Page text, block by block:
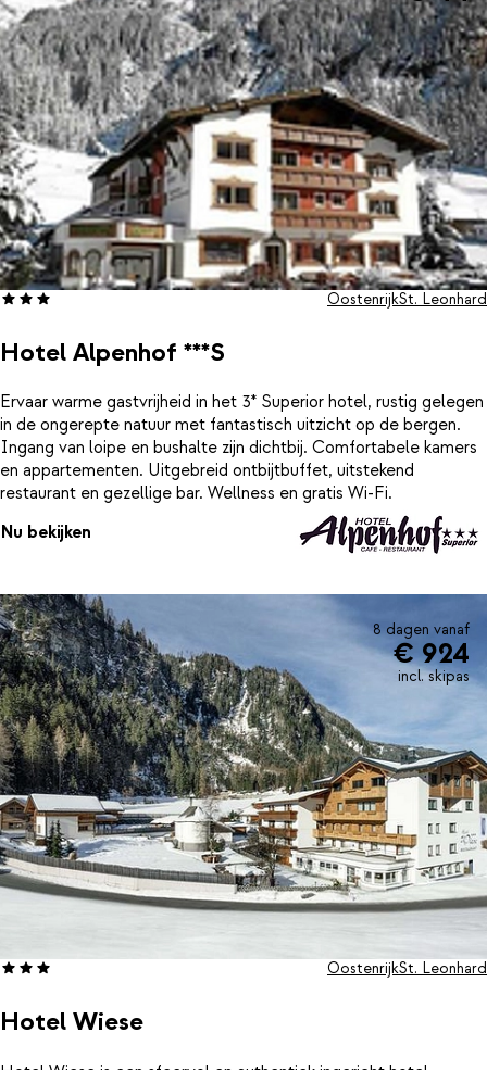
Hotel Alpenhof ***S
OostenrijkSt. Leonhard
Ervaar warme gastvrijheid in het 3* Superior hotel, rustig gelegen
in de ongerepte natuur met fantastisch uitzicht op de bergen.
Ingang van loipe en bushalte zijn dichtbij. Comfortabele kamers
en appartementen. Uitgebreid ontbijtbuffet, uitstekend
restaurant en gezellige bar. Wellness en gratis Wi-Fi.
Nu bekijken
8 dagen vanaf
€ 924
incl. skipas
Hotel Wiese
OostenrijkSt. Leonhard